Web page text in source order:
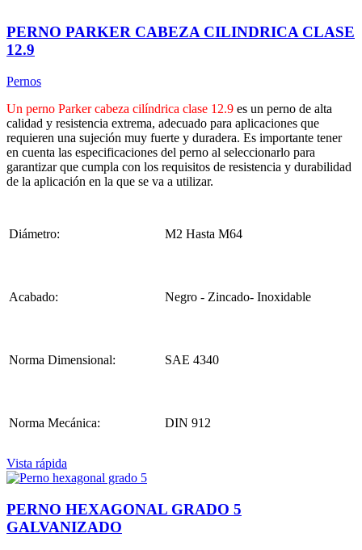
PERNO PARKER CABEZA CILINDRICA CLASE
12.9
Pernos
Un perno Parker cabeza cilíndrica clase 12.9 es un perno de alta
calidad y resistencia extrema, adecuado para aplicaciones que
requieren una sujeción muy fuerte y duradera. Es importante tener
en cuenta las especificaciones del perno al seleccionarlo para
garantizar que cumpla con los requisitos de resistencia y durabilidad
de la aplicación en la que se va a utilizar.
Diámetro: M2 Hasta M64
Acabado: Negro - Zincado- Inoxidable
Norma Dimensional: SAE 4340
Norma Mecánica: DIN 912
Vista rápida
PERNO HEXAGONAL GRADO 5
GALVANIZADO